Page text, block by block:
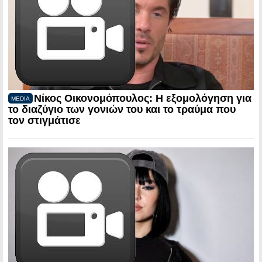
MEDIA
Νίκος Οικονομόπουλος: Η εξομολόγηση για
το διαζύγιο των γονιών του και το τραύμα που
τον στιγμάτισε